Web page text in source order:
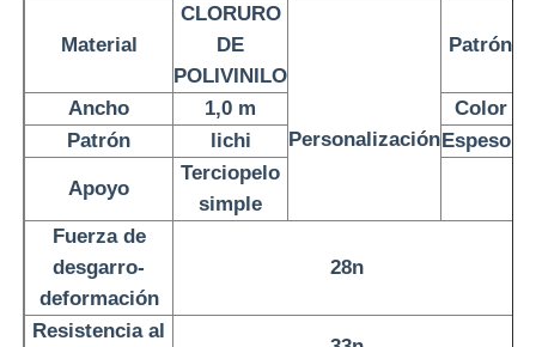
Cuero PU libre de disolventes
Cuero de Alcantara
Cuero automotriz
Zapatos Material de cuero
Material
CLORURO
DE
POLIVINILO
Personalización
Patrón
Ancho 1,0 m
Color
Patrón
lichi Espesor
Apoyo
Terciopelo
simple
Fuerza de
desgarro-
deformación
28n
Resistencia al